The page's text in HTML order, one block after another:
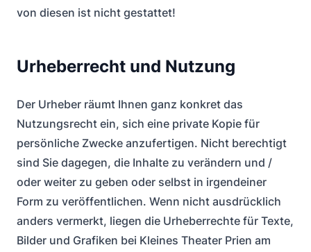
von diesen ist nicht gestattet!
Urheberrecht und Nutzung
Der Urheber räumt Ihnen ganz konkret das
Nutzungsrecht ein, sich eine private Kopie für
persönliche Zwecke anzufertigen. Nicht berechtigt
sind Sie dagegen, die Inhalte zu verändern und /
oder weiter zu geben oder selbst in irgendeiner
Form zu veröffentlichen. Wenn nicht ausdrücklich
anders vermerkt, liegen die Urheberrechte für Texte,
Bilder und Grafiken bei Kleines Theater Prien am